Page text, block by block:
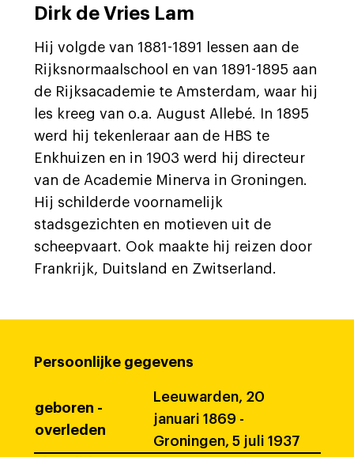
Dirk de Vries Lam
Hij volgde van 1881-1891 lessen aan de
Rijksnormaalschool en van 1891-1895 aan
de Rijksacademie te Amsterdam, waar hij
les kreeg van o.a. August Allebé. In 1895
werd hij tekenleraar aan de HBS te
Enkhuizen en in 1903 werd hij directeur
van de Academie Minerva in Groningen.
Hij schilderde voornamelijk
stadsgezichten en motieven uit de
scheepvaart. Ook maakte hij reizen door
Frankrijk, Duitsland en Zwitserland.
Persoonlijke gegevens
geboren -
overleden
Leeuwarden, 20
januari 1869 -
Groningen, 5 juli 1937